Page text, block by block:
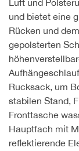
Luft und
und bietet eine
Rücken und
gepolsterten
Rucksack, um
stabilen Stand,
Fronttasche
Hauptfach mit
reflektierende